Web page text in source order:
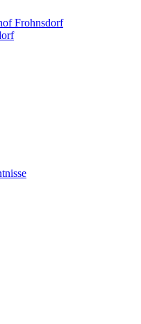
Frohnsdorf